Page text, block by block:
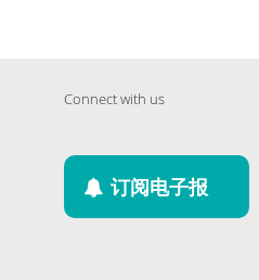
Connect with us
订阅电子报